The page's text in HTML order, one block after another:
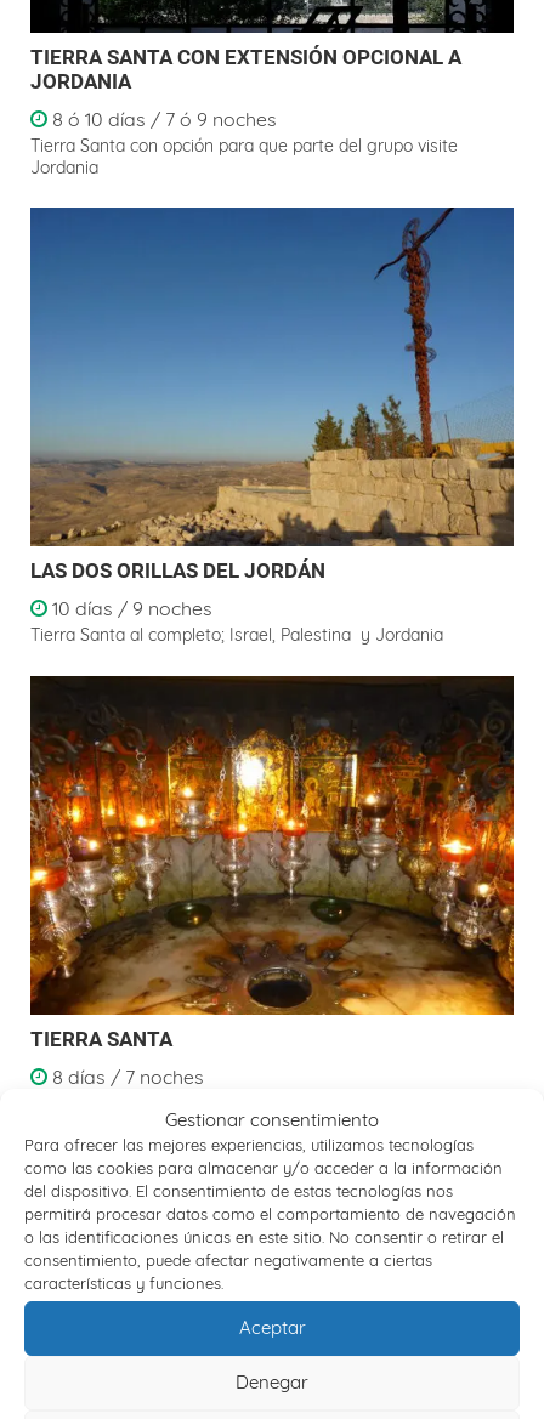
Gestionar consentimiento
Para ofrecer las mejores experiencias, utilizamos tecnologías
como las cookies para almacenar y/o acceder a la información
del dispositivo. El consentimiento de estas tecnologías nos
permitirá procesar datos como el comportamiento de navegación
o las identificaciones únicas en este sitio. No consentir o retirar el
consentimiento, puede afectar negativamente a ciertas
características y funciones.
Aceptar
Denegar
TIERRA SANTA CON EXTENSIÓN OPCIONAL A
JORDANIA
8 ó 10 días / 7 ó 9 noches
Tierra Santa con opción para que parte del grupo visite
Jordania
LAS DOS ORILLAS DEL JORDÁN
10 días / 9 noches
Tierra Santa al completo; Israel, Palestina y Jordania
TIERRA SANTA
8 días / 7 noches